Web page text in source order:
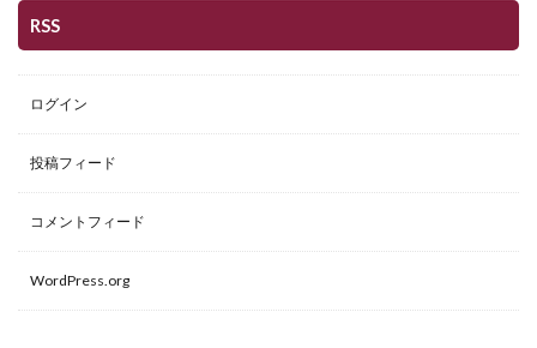
RSS
ログイン
投稿フィード
コメントフィード
WordPress.org